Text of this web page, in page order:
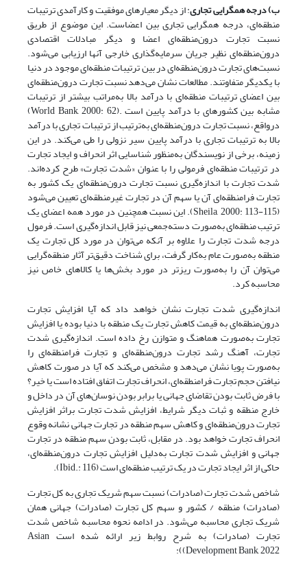
ب) درجه همگراییتجاری: از دیگر معیارهای موفقیت و کارآمدی ترتیبات
منطقه‌ای، درجه همگرایی تجاری بین اعضاست. این موضوع از طریق
نسبت تجارت درون‌منطقه‌ای اعضا و دیگر مبادلات اقتصادی
درون‌منطقه‌ای نظیر جریان سرمایه‌گذاری خارجی آنها ‌ارزیابی می‌شود.
نسبت‌های تجارت درون‌منطقه‌ای در بین ترتیبات منطقه‌ای موجود در دنیا
با یکدیگر متفاوتند. مطالعات نشان می‌دهد نسبت تجارت درون‌منطقه‌ای
بین اعضای ترتیبات منطقه‌ای با درآمد بالا به‌مراتب بیشتر از ترتیبات
مشابه بین کشورهای با درآمد پایین است .(World Bank, 2000: 62)
درواقع، نسبت تجارت درون‌منطقه‌ای به‌ترتیب از ترتیبات تجاری با درآمد
بالا به ترتیبات تجاری با درآمد پایین سیر نزولی را طی می‌کند. در این
زمینه، برخی از نویسندگان به‌منظور شناسایی اثر انحراف و ایجاد تجارت
در ترتیبات منطقه‌ای فرمولی را با عنوان «شدت تجارت» طرح کرده‌اند.
شدت تجارت با اندازه‌گیری نسبت تجارت درون‌منطقه‌ای یک کشور به
تجارت فرامنطقه‌ای آن یا سهم آن در تجارت غیرمنطقه‌ای تعیین می‌شود
(Sheila, 2000: 113-115). ‌این نسبت همچنین در مورد همه اعضای یک
ترتیب منطقه‌ای به‌صورت دسته‌جمعی نیز قابل اندازه‌گیری است. فرمول
درجه شدت تجارت را علاوه بر آنکه می‌توان در مورد کل تجارت یک
منطقه به‌صورت عام به‌کار گرفت، برای شناخت دقیق‌تر آثار منطقه‌گرایی
می‌توان آن را به‌صورت ریزتر در مورد بخش‌ها یا کالاهای خاص نیز
محاسبه کرد.
اندازه‌گیری شدت تجارت نشان خواهد داد که آیا افزایش تجارت
درون‌منطقه‌ای به قیمت کاهش تجارت یک منطقه با دنیا بوده یا افزایش
تجارت به‌صورت هماهنگ و متوازن رخ داده است. اندازه‌گیری شدت
تجارت، آهنگ رشد تجارت درون‌منطقه‌ای و تجارت فرامنطقه‌ای را
به‌صورت پویا نشان‌ می‌دهد و مشخص می‌کند که آیا در صورت کاهش
نیافتن حجم تجارت فرامنطقه‌ای، انحراف تجارت اتفاق افتاده است یا خیر؟
با فرض ثابت بودن تقاضای جهانی یا برابر بودن نوسان‌های آن در داخل و
خارج منطقه و ثبات دیگر شرایط، افزایش شدت تجارت براثر افزایش
تجارت درون‌منطقه‌ای و کاهش سهم منطقه در تجارت جهانی نشانه وقوع
انحراف تجارت خواهد بود. در مقابل، ثابت بودن سهم منطقه در تجارت
جهانی و افزایش شدت تجارت به‌دلیل افزایش تجارت درون‌منطقه‌ای،
حاکی از اثر ایجاد تجارت در یک ترتیب منطقه‌ای است (Ibid.: 116).
شاخص شدت تجارت (صادرات) نسبت سهم شریک تجاری به کل تجارت
(صادرات) منطقه / کشور و سهم کل تجارت (صادرات) جهانی همان
شریک تجاری محاسبه می‌شود. در ادامه نحوه محاسبه شاخص شدت
تجارت (صادرات) به شرح روابط زیر ارائه شده است Asian
Development Bank, 2022)):